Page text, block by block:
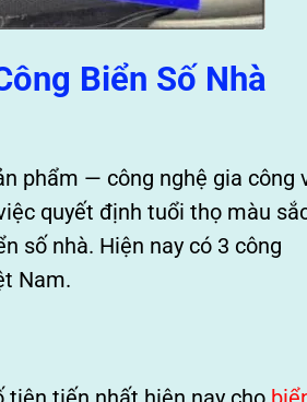
Biển Số Nhà
phẩm — công nghệ gia công
quyết định tuổi thọ màu
số nhà. Hiện nay có 3 công
Nam.